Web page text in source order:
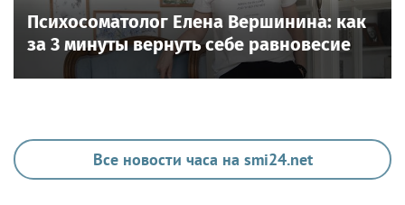
Психосоматолог Елена Вершинина: как
за 3 минуты вернуть себе равновесие
Все новости часа на smi24.net